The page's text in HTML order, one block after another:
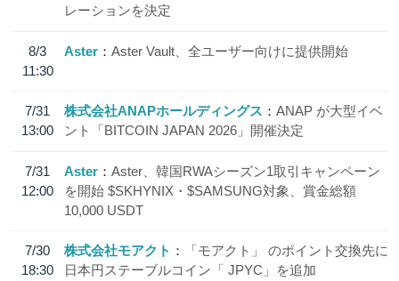
レーションを決定
8/3
11:30
Aster Aster Vault、全ユーザー向けに提供開始
7/31
13:00
株式会社ANAPホールディングス
ANAP が大型イベ
ント「BITCOIN JAPAN 2026」開催決定
7/31
12:00
Aster
Aster、韓国RWAシーズン1取引キャンペーン
を開始 $SKHYNIX・$SAMSUNG対象、賞金総額
10,000 USDT
7/30
18:30
株式会社モアクト
「モアクト」 のポイント交換先に
日本円ステーブルコイン「 JPYC」を追加